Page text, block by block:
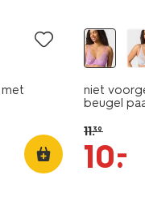
niet
beugel
11.39
10.
–